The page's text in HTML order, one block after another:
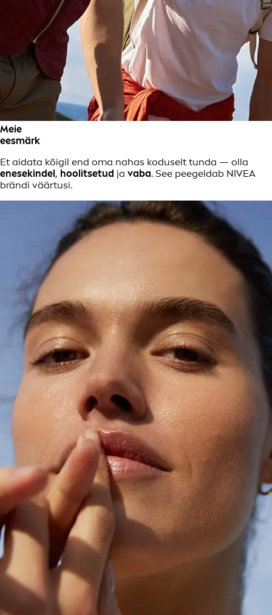
Meie
eesmärk
Et aidata kõigil end oma nahas koduselt tunda — olla
enesekindel, hoolitsetud ja vaba. See peegeldab NIVEA
brändi väärtusi.